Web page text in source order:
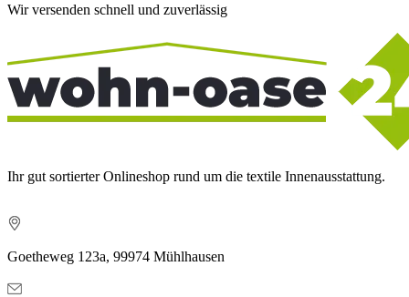
Wir versenden schnell und zuverlässig
Ihr gut sortierter Onlineshop rund um die textile Innenausstattung.
Goetheweg 123a, 99974 Mühlhausen